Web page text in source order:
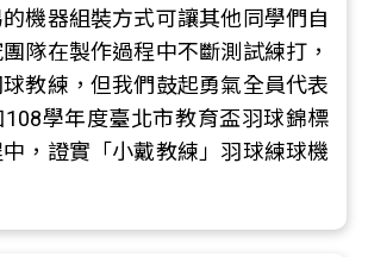
機器組裝方式可讓其他同學們自
隊在製作過程中不斷測試練打，
教練，但我們鼓起勇氣全員代表
學年度臺北市教育盃羽球錦標
，證實「小戴教練」羽球練球機